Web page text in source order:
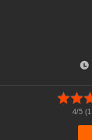
4/5 (1